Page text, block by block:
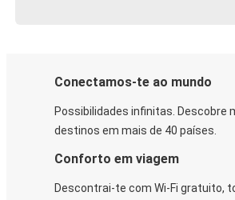
Conectamos-te ao mundo
Possibilidades infinitas. Descobre
destinos em mais de 40 países.
Conforto em viagem
Descontrai-te com Wi-Fi gratuito,